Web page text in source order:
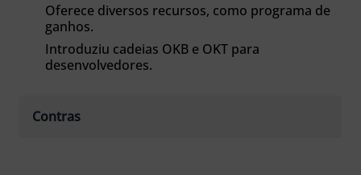
Oferece diversos recursos, como programa de
ganhos.
Introduziu cadeias OKB e OKT para
desenvolvedores.
Contras